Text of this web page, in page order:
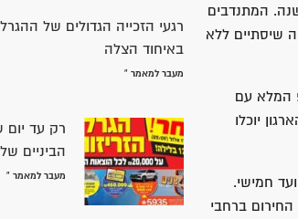
המתנדבים
שיסתיים ללא
המלא עם
יוכלו
חמישי.
ברחבי
רגעי הזכייה הגדולים של
באיחוד הצלה
מעבר למאמר »
רק עד יום
הביניים
מעבר למאמר »